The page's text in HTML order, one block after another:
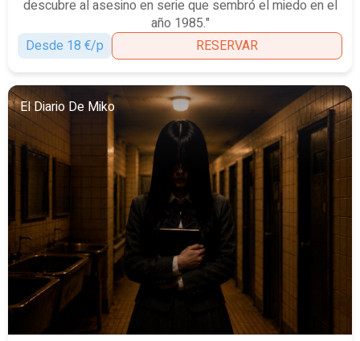
descubre al asesino en serie que sembró el miedo en el
año 1985."
Desde 18 €/p
RESERVAR
El Diario De Miko